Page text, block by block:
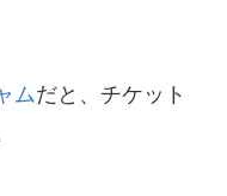
ムだと、チケット